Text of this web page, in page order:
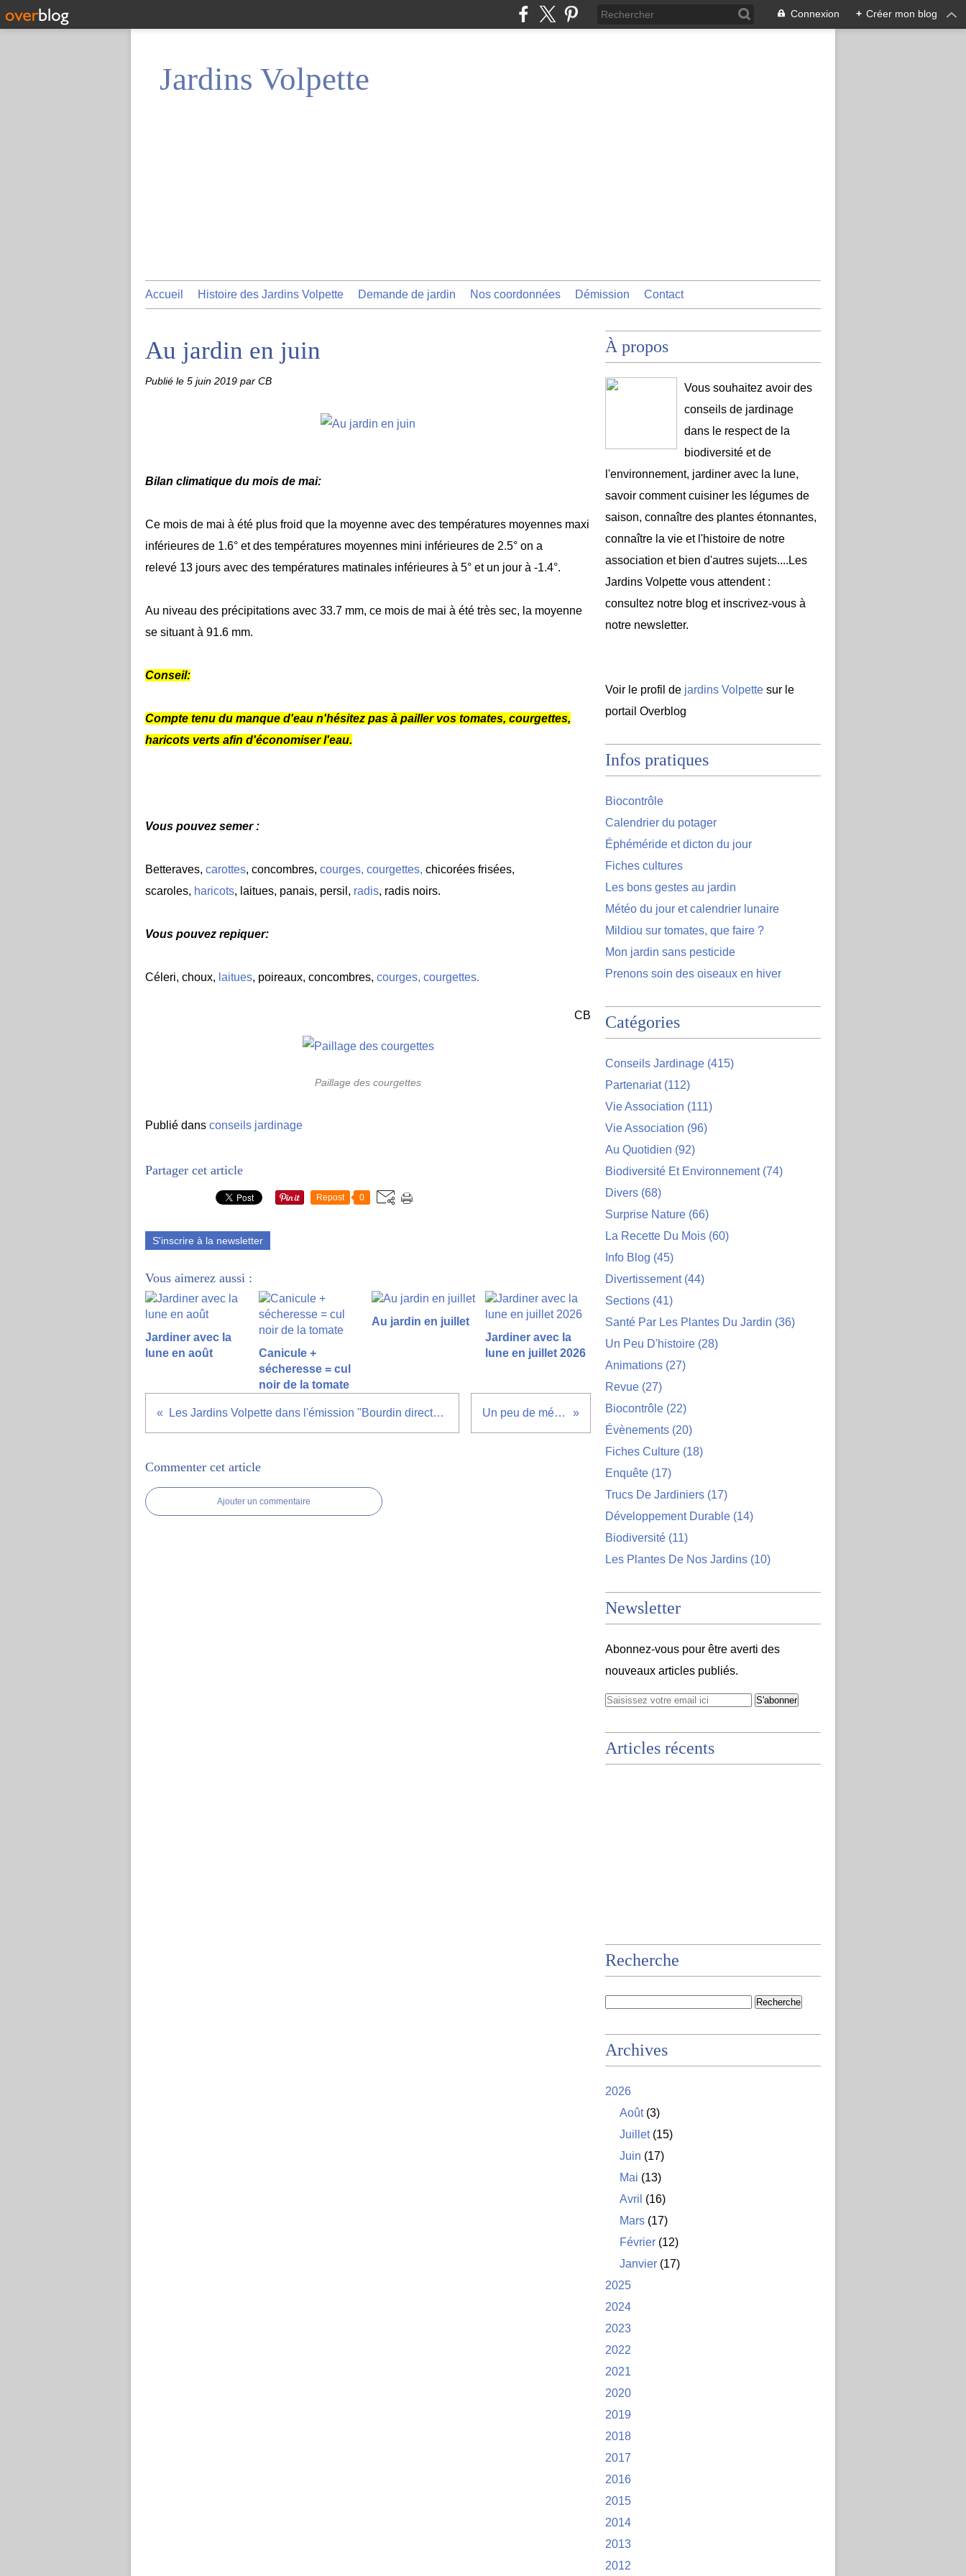
Connexion + Créer mon blog
Jardins Volpette
Accueil Histoire des Jardins Volpette Demande de jardin Nos coordonnées Démission Contact
Au jardin en juin
Publié le 5 juin 2019 par CB
Bilan climatique du mois de mai:
Ce mois de mai à été plus froid que la moyenne avec des températures moyennes maxi
inférieures de 1.6° et des températures moyennes mini inférieures de 2.5° on a
relevé 13 jours avec des températures matinales inférieures à 5° et un jour à -1.4°.
Au niveau des précipitations avec 33.7 mm, ce mois de mai à été très sec, la moyenne
se situant à 91.6 mm.
Conseil:
Compte tenu du manque d'eau n'hésitez pas à pailler vos tomates, courgettes,
haricots verts afin d'économiser l'eau.
Vous pouvez semer :
Betteraves, carottes, concombres, courges, courgettes, chicorées frisées,
scaroles, haricots, laitues, panais, persil, radis, radis noirs.
Vous pouvez repiquer:
Céleri, choux, laitues, poireaux, concombres, courges, courgettes.
CB
Paillage des courgettes
Publié dans conseils jardinage
Partager cet article
Repost 0
S'inscrire à la newsletter
Vous aimerez aussi :
Jardiner avec la
lune en août
Canicule +
sécheresse = cul
noir de la tomate
Au jardin en juillet
Jardiner avec la
lune en juillet 2026
Les Jardins Volpette dans l'émission "Bourdin direct" sur RMC ce matin Un peu de mécanique
Commenter cet article
Ajouter un commentaire
À propos
Vous souhaitez avoir des
conseils de jardinage
dans le respect de la
biodiversité et de
l'environnement, jardiner avec la lune,
savoir comment cuisiner les légumes de
saison, connaître des plantes étonnantes,
connaître la vie et l'histoire de notre
association et bien d'autres sujets....Les
Jardins Volpette vous attendent :
consultez notre blog et inscrivez-vous à
notre newsletter.
Voir le profil de jardins Volpette sur le
portail Overblog
Infos pratiques
Biocontrôle
Calendrier du potager
Éphéméride et dicton du jour
Fiches cultures
Les bons gestes au jardin
Météo du jour et calendrier lunaire
Mildiou sur tomates, que faire ?
Mon jardin sans pesticide
Prenons soin des oiseaux en hiver
Catégories
Conseils Jardinage (415)
Partenariat(112)
Vie Association (111)
Vie Association (96)
Au Quotidien (92)
Biodiversité Et Environnement(74)
Divers (68)
Surprise Nature (66)
La Recette Du Mois (60)
Info Blog (45)
Divertissement(44)
Sections (41)
Santé Par Les Plantes Du Jardin (36)
Un Peu D'histoire (28)
Animations (27)
Revue (27)
Biocontrôle (22)
Évènements (20)
Fiches Culture (18)
Enquête (17)
Trucs De Jardiniers (17)
Développement Durable (14)
Biodiversité (11)
Les Plantes De Nos Jardins (10)
Newsletter
Abonnez-vous pour être averti des
nouveaux articles publiés.
Articles récents
Recherche
Archives
2026
Août(3)
Juillet(15)
Juin (17)
Mai (13)
Avril (16)
Mars (17)
Février (12)
Janvier (17)
2025
2024
2023
2022
2021
2020
2019
2018
2017
2016
2015
2014
2013
2012